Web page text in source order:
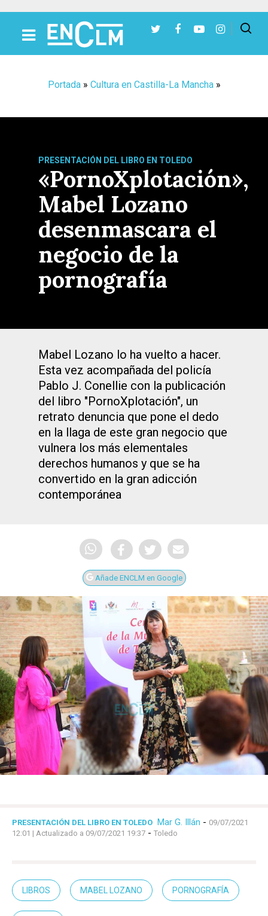
Portada» Cultura en Castilla-La Mancha»
PRESENTACIÓN DEL LIBRO EN TOLEDO
«PornoXplotación»,
Mabel Lozano
desenmascara el
negocio de la
pornografía
Mabel Lozano lo ha vuelto a hacer.
Esta vez acompañada del policía
Pablo J. Conellie con la publicación
del libro "PornoXplotación", un
retrato denuncia que pone el dedo
en la llaga de este gran negocio que
vulnera los más elementales
derechos humanos y que se ha
convertido en la gran adicción
contemporánea
Añade ENCLM en Google
PRESENTACIÓN DEL LIBRO EN TOLEDO Mar G. Illán - 09/07/2021
12:01 | Actualizado a 09/07/2021 19:37 - Toledo
LIBROS MABEL LOZANO PORNOGRAFÍA